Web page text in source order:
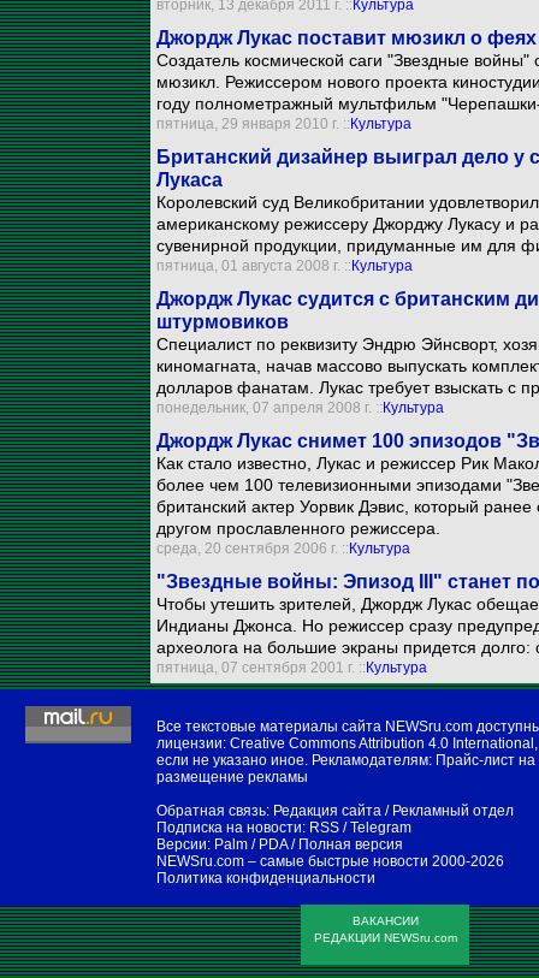
вторник, 13 декабря 2011 г. :: Культура
Джордж Лукас поставит мюзикл о феях
Создатель космической саги "Звездные
мюзикл. Режиссером нового проекта
году полнометражный мультфильм
пятница, 29 января 2010 г. :: Культура
Британский дизайнер выиграл дело
Лукаса
Королевский суд Великобритании
американскому режиссеру Джорджу Лукасу и
сувенирной продукции, придуманные им для
пятница, 01 августа 2008 г. :: Культура
Джордж Лукас судится с британским
штурмовиков
Специалист по реквизиту Эндрю Эйнсворт,
киномагната, начав массово выпускать
долларов фанатам. Лукас требует взыскать с
понедельник, 07 апреля 2008 г. :: Культура
Джордж Лукас снимет 100 эпизодов
Как стало известно, Лукас и режиссер Рик
более чем 100 телевизионными эпизодами
британский актер Уорвик Дэвис, который
другом прославленного режиссера.
среда, 20 сентября 2006 г. :: Культура
"Звездные войны: Эпизод III" станет
Чтобы утешить зрителей, Джордж Лукас
Индианы Джонса. Но режиссер сразу
археолога на большие экраны придется
пятница, 07 сентября 2001 г. :: Культура
Все текстовые материалы сайта NEWSru.com
лицензии: Creative Commons Attribution 4.0 International ,
если не указано иное. Рекламодателям: Прайс-лист на
размещение рекламы
Обратная связь: Редакция сайта / Рекламный отдел
Подписка на новости: RSS /Telegram
Версии: Palm / PDA/ Полная версия
NEWSru.com – самые быстрые новости 2000-2026
Политика конфиденциальности
ВАКАНСИИ
РЕДАКЦИИ NEWSru.com